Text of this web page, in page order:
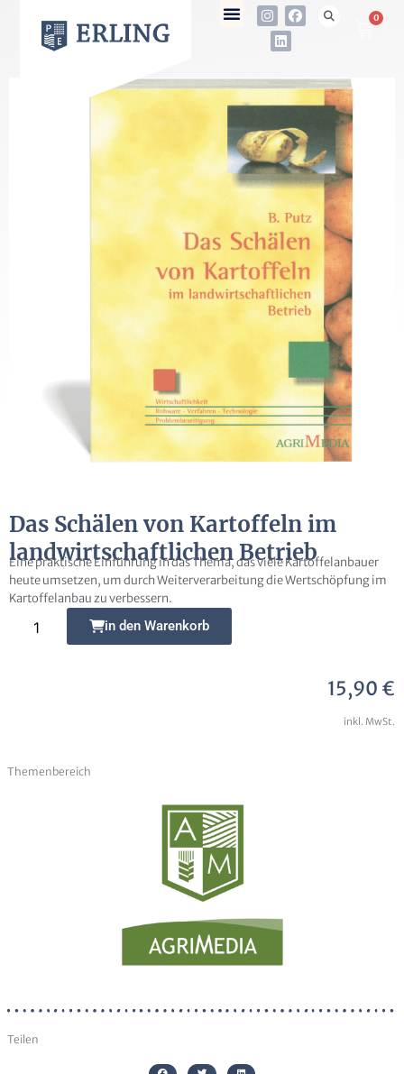
0
Das Schälen von Kartoffeln im
landwirtschaftlichen Betrieb
Eine praktische Einführung in das Thema, das viele Kartoffelanbauer
heute umsetzen, um durch Weiterverarbeitung die Wertschöpfung im
Kartoffelanbau zu verbessern.
in den Warenkorb
15,90 €
inkl. MwSt.
Themenbereich
Teilen
E-Mail
Frage zur Publikation
gespeichert werden können. Weitere Hinweise zum
Datenschutz und den Widerrufsmöglichkeiten in
Datenschutzhinweisenhabe ich zur Kenntnis
Senden
Alternative:
not found